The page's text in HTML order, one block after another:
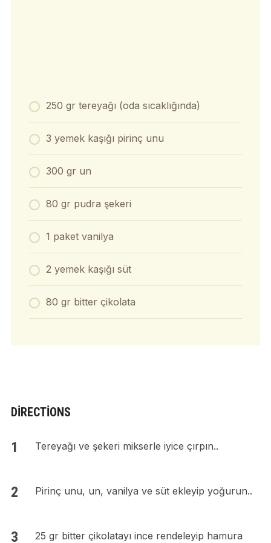
250 gr tereyağı (oda sıcaklığında)
3 yemek kaşığı pirinç unu
300 gr un
80 gr pudra şekeri
1 paket vanilya
2 yemek kaşığı süt
80 gr bitter çikolata
DIRECTIONS
Tereyağı ve şekeri mikserle iyice çırpın..
Pirinç unu, un, vanilya ve süt ekleyip yoğurun..
25 gr bitter çikolatayı ince rendeleyip hamura